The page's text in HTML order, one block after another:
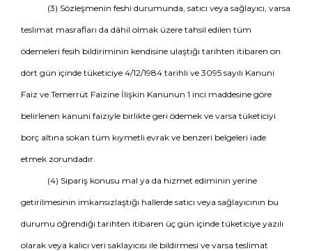
(3) Sözleşmenin feshi durumunda, satıcı veya sağlayıcı, varsa
teslimat masrafları da dâhil olmak üzere tahsil edilen tüm
ödemeleri fesih bildiriminin kendisine ulaştığı tarihten itibaren on
dört gün içinde tüketiciye 4/12/1984 tarihli ve 3095 sayılı Kanuni
Faiz ve Temerrüt Faizine İlişkin Kanunun 1 inci maddesine göre
belirlenen kanuni faiziyle birlikte geri ödemek ve varsa tüketiciyi
borç altına sokan tüm kıymetli evrak ve benzeri belgeleri iade
etmek zorundadır.
(4) Sipariş konusu mal ya da hizmet ediminin yerine
getirilmesinin imkansızlaştığı hallerde satıcı veya sağlayıcının bu
durumu öğrendiği tarihten itibaren üç gün içinde tüketiciye yazılı
olarak veya kalıcı veri saklayıcısı ile bildirmesi ve varsa teslimat